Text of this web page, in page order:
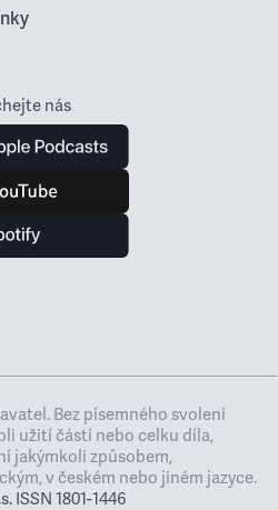
nás
Bez písemného svolení
užití částí nebo celku díla,
jakýmkoli způsobem,
v českém nebo jiném jazyce.
ISSN 1801-1446